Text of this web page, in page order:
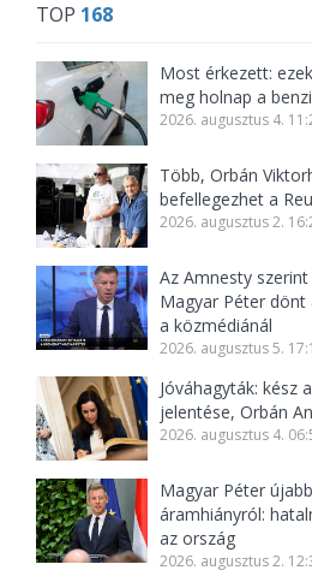
TOP 168
Most érkezett:
meg holnap a
2026. augusztus 4.
Több, Orbán
befellegezhet a
2026. augusztus 2.
Az Amnesty
Magyar Péter
a közmédiánál
2026. augusztus 5.
Jóváhagyták: kész
jelentése, Orbán
2026. augusztus 4.
Magyar Péter
áramhiányról:
az ország
2026. augusztus 2.